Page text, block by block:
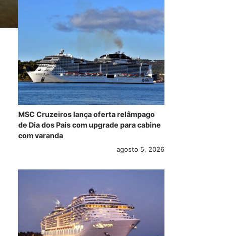
MSC Cruzeiros lança oferta relâmpago
de Dia dos Pais com upgrade para cabine
com varanda
agosto 5, 2026